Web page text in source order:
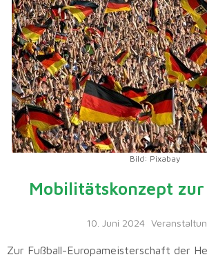
Bild: Pixabay
Mobilitätskonzept
10. Juni 2024
Zur Fußball-Europameisterschaft der